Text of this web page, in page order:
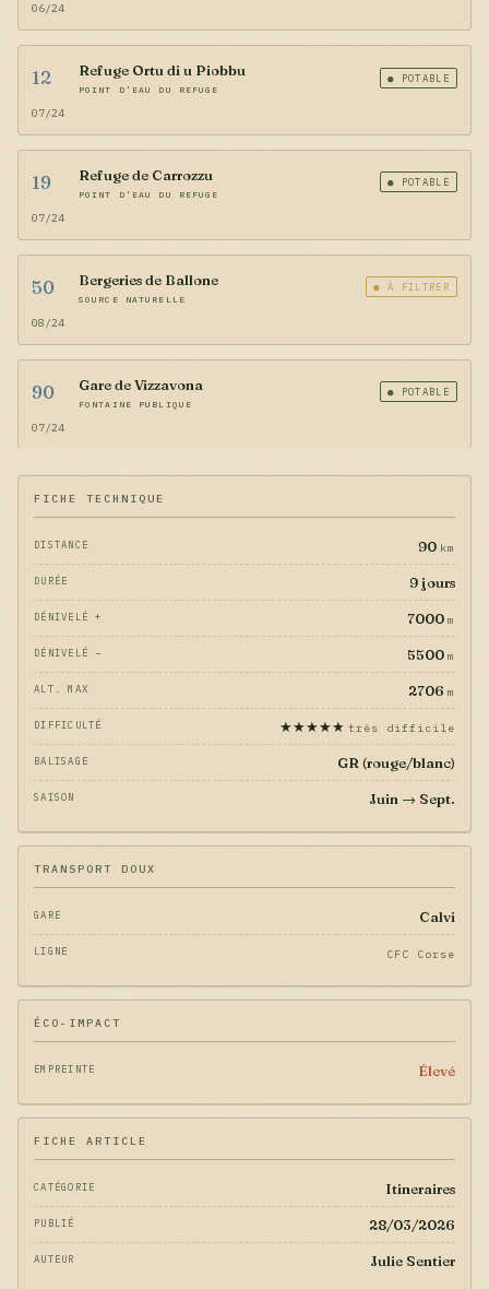
06/24
12 Refuge Ortu di u Piobbu
POINT D'EAU DU REFUGE
● POTABLE
07/24
19 Refuge de Carrozzu
POINT D'EAU DU REFUGE
● POTABLE
07/24
50 Bergeries de Ballone
SOURCE NATURELLE
● À FILTRER
08/24
90 Gare de Vizzavona
FONTAINE PUBLIQUE
● POTABLE
07/24
FICHE TECHNIQUE
DISTANCE 90 km
DURÉE 9 jours
DÉNIVELÉ + 7000 m
DÉNIVELÉ − 5500 m
ALT. MAX 2706 m
DIFFICULTÉ ★★★★★ très difficile
BALISAGE GR (rouge/blanc)
SAISON Juin → Sept.
TRANSPORT DOUX
GARE Calvi
LIGNE CFC Corse
ÉCO-IMPACT
EMPREINTE Élevé
FICHE ARTICLE
CATÉGORIE Itineraires
PUBLIÉ 28/03/2026
AUTEUR Julie Sentier